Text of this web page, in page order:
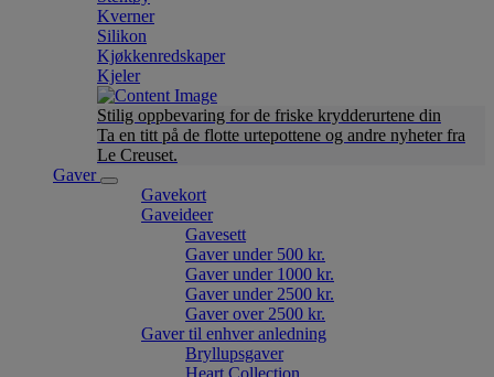
Kverner
Silikon
Kjøkkenredskaper
Kjeler
Stilig oppbevaring for de friske krydderurtene din
Ta en titt på de flotte urtepottene og andre nyheter fra
Le Creuset.
Gaver
Gavekort
Gaveideer
Gavesett
Gaver under 500 kr.
Gaver under 1000 kr.
Gaver under 2500 kr.
Gaver over 2500 kr.
Gaver til enhver anledning
Bryllupsgaver
Heart Collection